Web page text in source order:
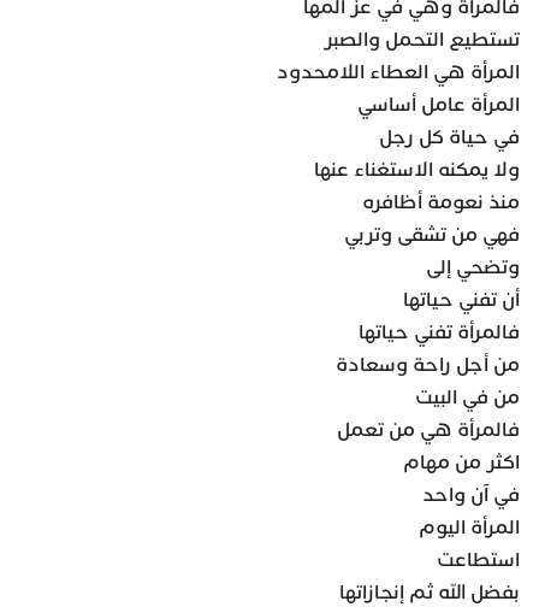
فالمرأة وهي في عز ألمها
تستطيع التحمل والصبر
المرأة هي العطاء اللامحدود
المرأة عامل أساسي
في حياة كل رجل
ولا يمكنه الاستغناء عنها
منذ نعومة أظافره
فهي من تشقى وتربي
وتضحي إلى
أن تفني حياتها
فالمرأة تفني حياتها
من أجل راحة وسعادة
من في البيت
فالمرأة هي من تعمل
اكثر من مهام
في آن واحد
المرأة اليوم
استطاعت
بفضل الله ثم إنجازاتها